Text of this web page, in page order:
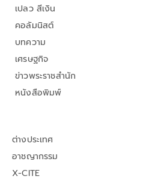
เปลว สีเงิน
คอลัมนิสต์
บทความ
เศรษฐกิจ
ข่าวพระราชสำนัก
หนังสือพิมพ์
ต่างประเทศ
อาชญากรรม
X-CITE